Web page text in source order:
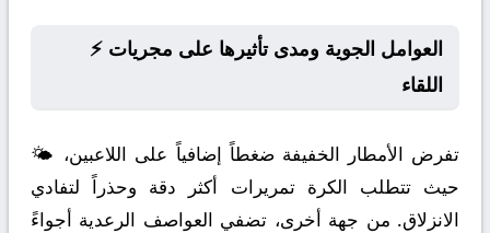
⚡ العوامل الجوية ومدى تأثيرها على مجريات
اللقاء
🌤️ تفرض الأمطار الخفيفة ضغطاً إضافياً على اللاعبين،
حيث تتطلب الكرة تمريرات أكثر دقة وحذراً لتفادي
الانزلاق. من جهة أخرى، تضفي العواصف الرعدية أجواءً